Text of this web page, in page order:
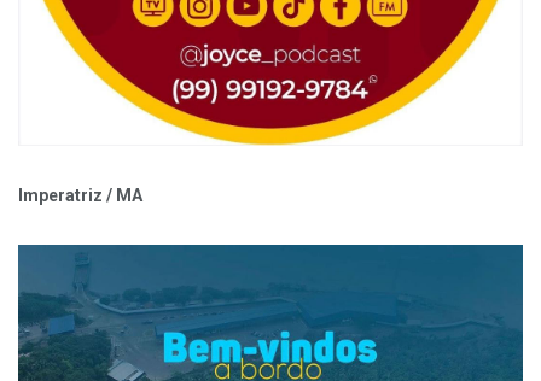
Imperatriz / MA